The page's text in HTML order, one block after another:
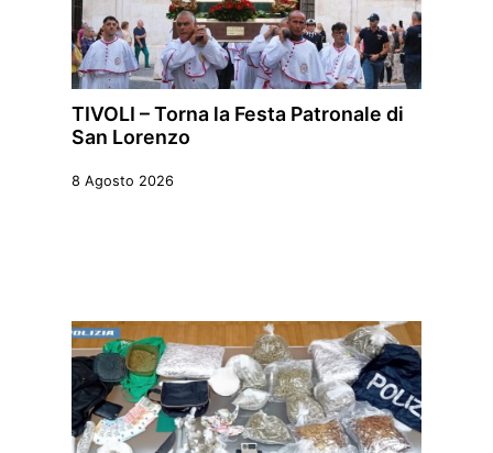
TIVOLI – Torna la Festa Patronale di
San Lorenzo
8 Agosto 2026